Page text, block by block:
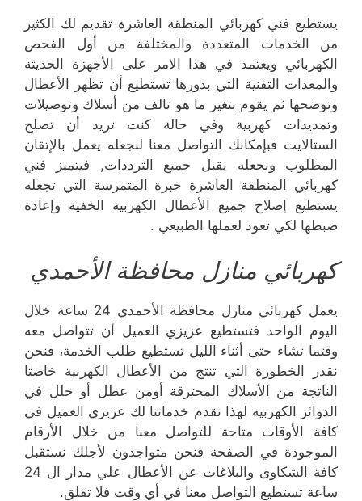
يستطيع فني كهربائي المنطقة العاشرة تقديم لك الكثير
من الخدمات المتعددة والمختلفة من أول الفحص
الكهربائي ويعتمد في هذا الامر على الأجهزة الحديثة
والمعدات التقنية التي بدورها تستطيع أن تظهر الأعطال
وتوضحها ثم يقوم بتغير ما هو تالف من أسلاك وتوصيلات
وتمديدات كهربية وفي حالة كنت تريد أن تصلح
الستالايت فبإمكانك التواصل معنا لنجعله يعمل بالإتقان
المطلوب ونجعله يقبل جميع الترددات, فيتميز فني
كهربائي المنطقة العاشرة خبرة المتمرسة التي تجعله
يستطيع إصلاح جميع الأعطال الكهربية الخفية وإعادة
ضبطها لكي تعود لعملها الطبيعي .
كهربائي منازل محافظة الأحمدي
يعمل كهربائي منازل محافظة الأحمدي 24 ساعة خلال
اليوم الواحد فتستطيع عزيزي العميل أن تتواصل معه
وقتما تشاء حتى أثناء الليل تستطيع طلب الخدمة، فنحن
نقدر الخطورة التي تنتج من الأعطال الكهربية خاصتا
الناتجة من الأسلاك المحترقة أومن عطل أو خلل في
الدوائر الكهربية لهذا نقدم خدماتنا لك عزيزي العميل في
كافة الأوقات متاحة للتواصل معنا من خلال الأرقام
الموجودة في الصفحة فنحن متواجدون لأجلك نستقبل
كافة الشكاوى والبلاغات عن الأعطال علي مدار ال 24
ساعة تستطيع التواصل معنا في أي وقت فلا تقلق.